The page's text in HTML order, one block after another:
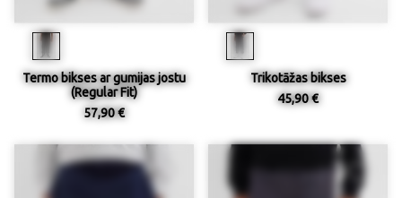
Termo bikses ar gumijas jostu
(Regular Fit)
57,90 €
Trikotāžas bikses
45,90 €